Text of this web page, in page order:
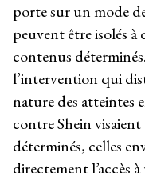
porte sur un mode
peuvent être isolés
contenus
l’intervention qui
nature des atteintes
contre Shein
déterminés, celles
directement l’accès